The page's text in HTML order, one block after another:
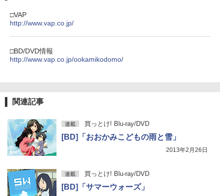
□VAP
http://www.vap.co.jp/
□BD/DVD情報
http://www.vap.co.jp/ookamikodomo/
関連記事
連載 買っとけ! Blu-ray/DVD
[BD]「おおかみこどもの雨と雪」
2013年2月26日
連載 買っとけ! Blu-ray/DVD
[BD]「サマーウォーズ」